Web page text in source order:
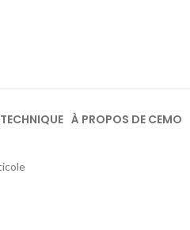
À PROPOS DE CEMO